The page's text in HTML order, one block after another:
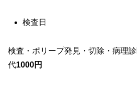
検査日
検査・ポリープ発見・切除・病理
代1000円